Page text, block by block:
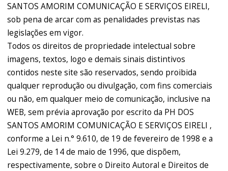
SANTOS AMORIM COMUNICAÇÃO E SERVIÇOS EIRELI,
sob pena de arcar com as penalidades previstas nas
legislações em vigor.
Todos os direitos de propriedade intelectual sobre
imagens, textos, logo e demais sinais distintivos
contidos neste site são reservados, sendo proibida
qualquer reprodução ou divulgação, com fins comerciais
ou não, em qualquer meio de comunicação, inclusive na
WEB, sem prévia aprovação por escrito da PH DOS
SANTOS AMORIM COMUNICAÇÃO E SERVIÇOS EIRELI ,
conforme a Lei n.° 9.610, de 19 de fevereiro de 1998 e a
Lei 9.279, de 14 de maio de 1996, que dispõem,
respectivamente, sobre o Direito Autoral e Direitos de